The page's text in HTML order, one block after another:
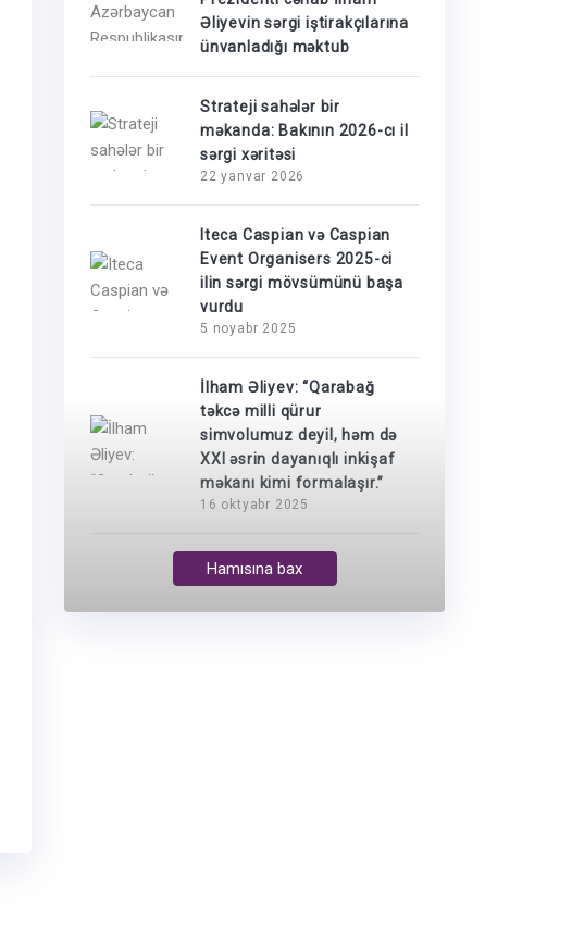
Əliyevin sərgi iştirakçılarına
ünvanladığı məktub
Strateji sahələr bir
məkanda: Bakının 2026-cı il
sərgi xəritəsi
22 yanvar 2026
Iteca Caspian və Caspian
Event Organisers 2025-ci
ilin sərgi mövsümünü başa
vurdu
5 noyabr 2025
İlham Əliyev: “Qarabağ
təkcə milli qürur
simvolumuz deyil, həm də
XXI əsrin dayanıqlı inkişaf
məkanı kimi formalaşır.”
16 oktyabr 2025
Hamısına bax